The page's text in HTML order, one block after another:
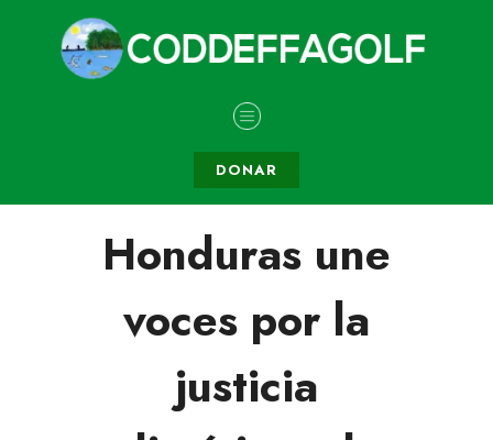
DONAR
Honduras une
voces por la
justicia